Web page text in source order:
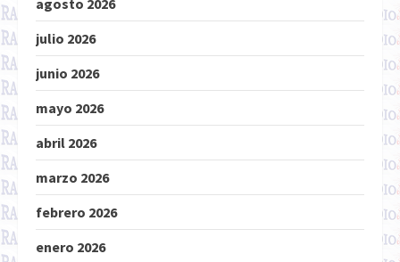
agosto 2026
julio 2026
junio 2026
mayo 2026
abril 2026
marzo 2026
febrero 2026
enero 2026